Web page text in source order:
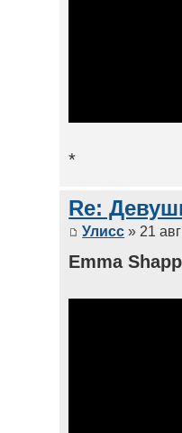
*
Re:
Улисс » 21
Emma